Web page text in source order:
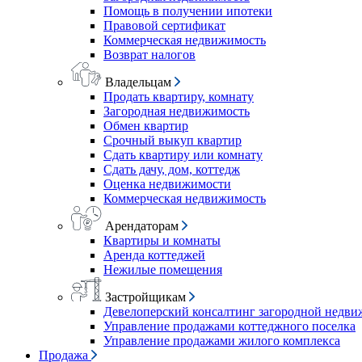
Помощь в получении ипотеки
Правовой сертификат
Коммерческая недвижимость
Возврат налогов
Владельцам
Продать квартиру, комнату
Загородная недвижимость
Обмен квартир
Срочный выкуп квартир
Сдать квартиру или комнату
Сдать дачу, дом, коттедж
Оценка недвижимости
Коммерческая недвижимость
Арендаторам
Квартиры и комнаты
Аренда коттеджей
Нежилые помещения
Застройщикам
Девелоперский консалтинг загородной
Управление продажами коттеджного поселка
Управление продажами жилого комплекса
Продажа